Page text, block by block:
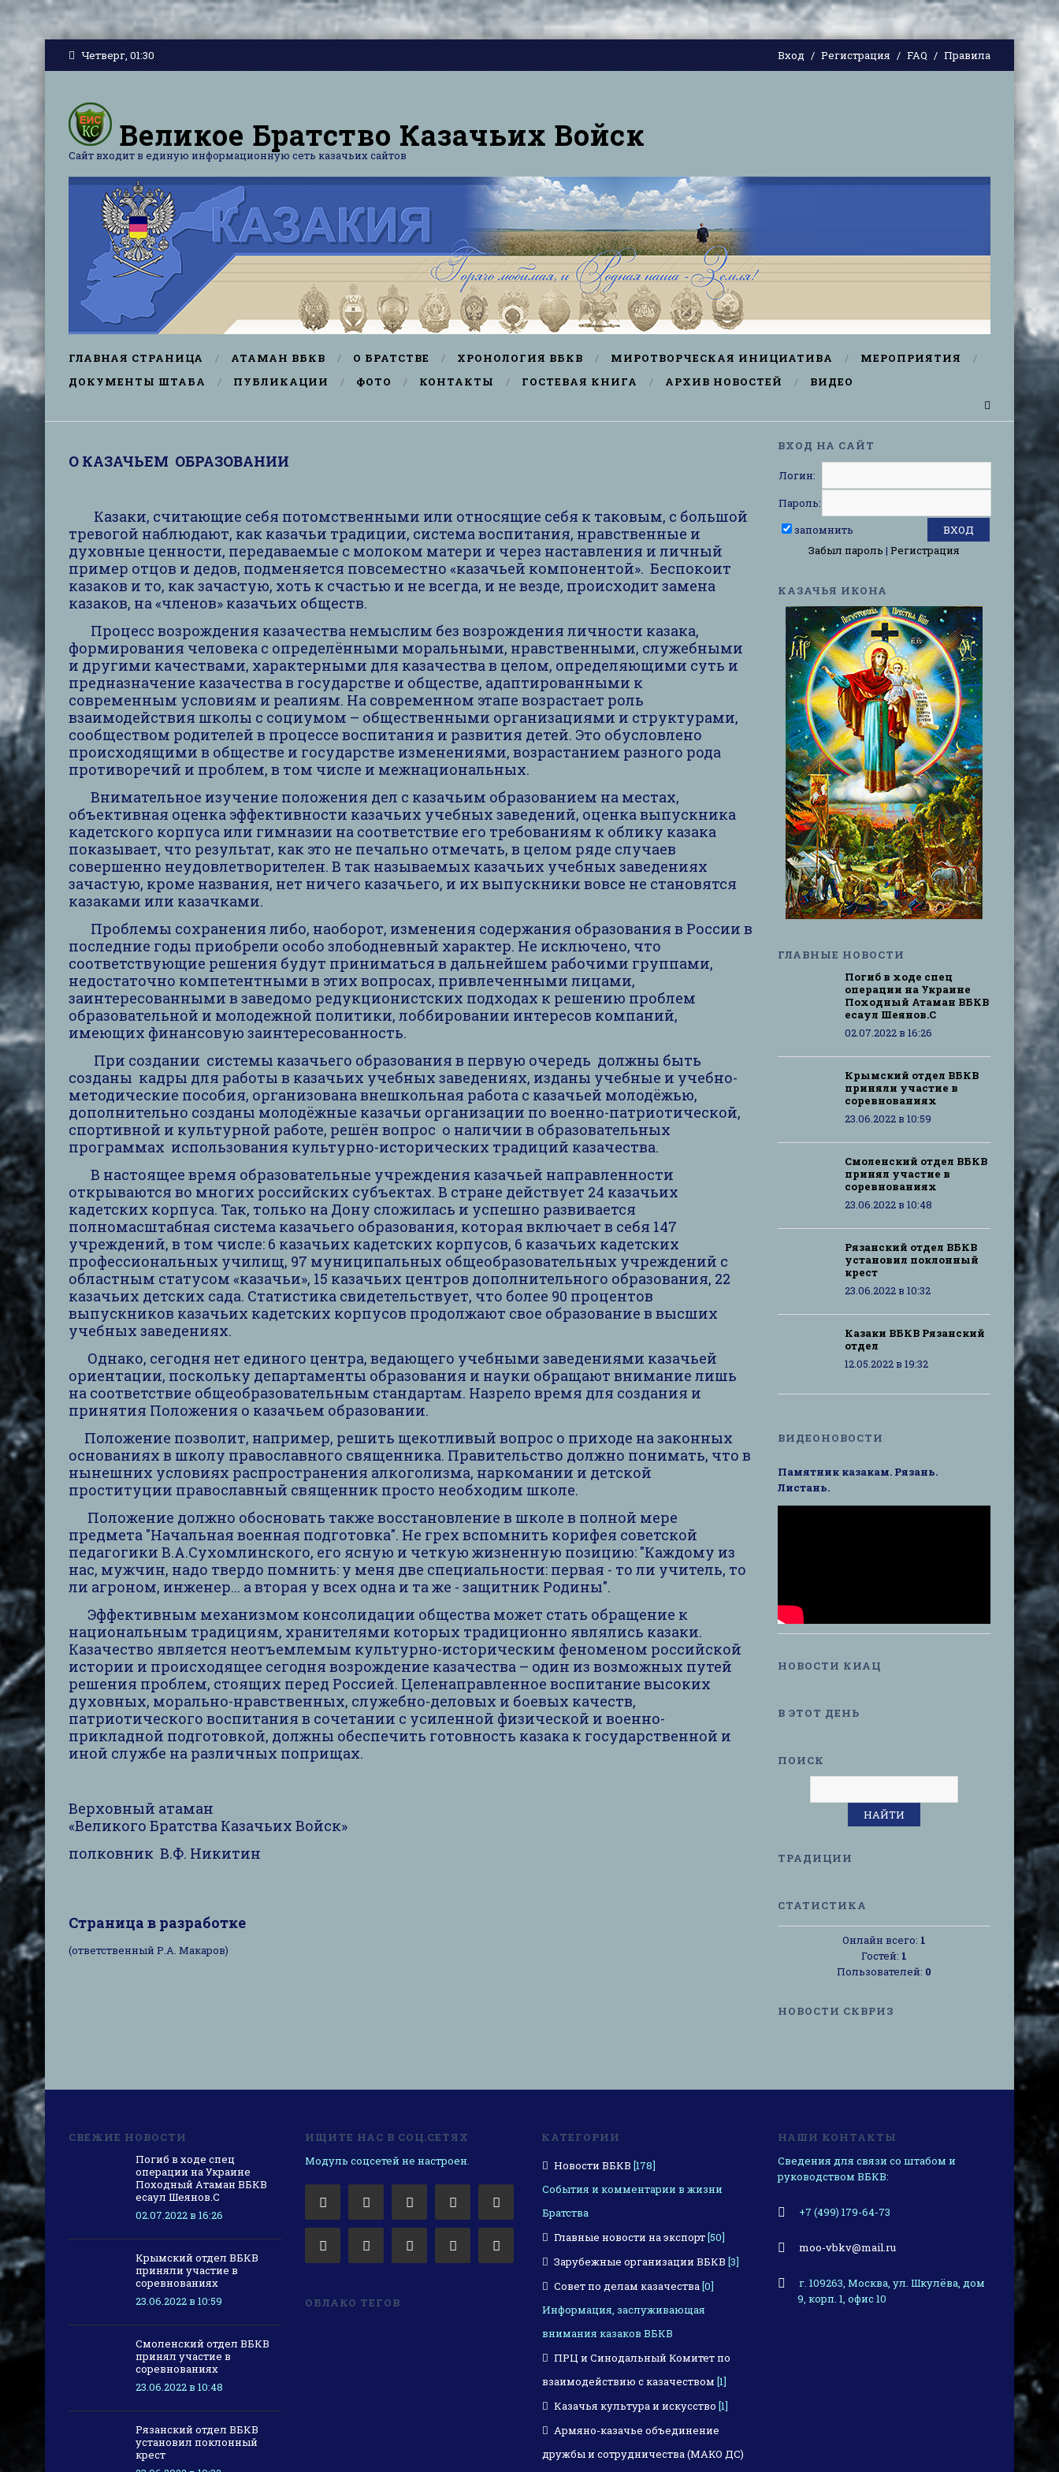
Четверг, 01:30 Вход Регистрация FAQ Правила
Великое Братство Казачьих Войск
Сайт входит в единую информационную сеть казачьих сайтов
ГЛАВНАЯ СТРАНИЦА АТАМАН ВБКВ О БРАТСТВЕ ХРОНОЛОГИЯ ВБКВ МИРОТВОРЧЕСКАЯ ИНИЦИАТИВА
МЕРОПРИЯТИЯ
ДОКУМЕНТЫ ШТАБА
ПУБЛИКАЦИИ ФОТО КОНТАКТЫ ГОСТЕВАЯ КНИГА АРХИВ НОВОСТЕЙ ВИДЕО
О КАЗАЧЬЕМ ОБРАЗОВАНИИ
Казаки, считающие себя потомственными или относящие себя к таковым, с большой
тревогой наблюдают, как казачьи традиции, система воспитания, нравственные и
духовные ценности, передаваемые с молоком матери и через наставления и личный
пример отцов и дедов, подменяется повсеместно «казачьей компонентой». Беспокоит
казаков и то, как зачастую, хоть к счастью и не всегда, и не везде, происходит замена
казаков, на «членов» казачьих обществ.
Процесс возрождения казачества немыслим без возрождения личности казака,
формирования человека с определёнными моральными, нравственными, служебными
и другими качествами, характерными для казачества в целом, определяющими суть и
предназначение казачества в государстве и обществе, адаптированными к
современным условиям и реалиям. На современном этапе возрастает роль
взаимодействия школы с социумом – общественными организациями и структурами,
сообществом родителей в процессе воспитания и развития детей. Это обусловлено
происходящими в обществе и государстве изменениями, возрастанием разного рода
противоречий и проблем, в том числе и межнациональных.
Внимательное изучение положения дел с казачьим образованием на местах,
объективная оценка эффективности казачьих учебных заведений, оценка выпускника
кадетского корпуса или гимназии на соответствие его требованиям к облику казака
показывает, что результат, как это не печально отмечать, в целом ряде случаев
совершенно неудовлетворителен. В так называемых казачьих учебных заведениях
зачастую, кроме названия, нет ничего казачьего, и их выпускники вовсе не становятся
казаками или казачками.
Проблемы сохранения либо, наоборот, изменения содержания образования в России в
последние годы приобрели особо злободневный характер. Не исключено, что
соответствующие решения будут приниматься в дальнейшем рабочими группами,
недостаточно компетентными в этих вопросах, привлеченными лицами,
заинтересованными в заведомо редукционистских подходах к решению проблем
образовательной и молодежной политики, лоббировании интересов компаний,
имеющих финансовую заинтересованность.
При создании системы казачьего образования в первую очередь должны быть
созданы кадры для работы в казачьих учебных заведениях, изданы учебные и учебно-
методические пособия, организована внешкольная работа с казачьей молодёжью,
дополнительно созданы молодёжные казачьи организации по военно-патриотической,
спортивной и культурной работе, решён вопрос о наличии в образовательных
программах использования культурно-исторических традиций казачества.
В настоящее время образовательные учреждения казачьей направленности
открываются во многих российских субъектах. В стране действует 24 казачьих
кадетских корпуса. Так, только на Дону сложилась и успешно развивается
полномасштабная система казачьего образования, которая включает в себя 147
учреждений, в том числе: 6 казачьих кадетских корпусов, 6 казачьих кадетских
профессиональных училищ, 97 муниципальных общеобразовательных учреждений с
областным статусом «казачьи», 15 казачьих центров дополнительного образования, 22
казачьих детских сада. Статистика свидетельствует, что более 90 процентов
выпускников казачьих кадетских корпусов продолжают свое образование в высших
учебных заведениях.
Однако, сегодня нет единого центра, ведающего учебными заведениями казачьей
ориентации, поскольку департаменты образования и науки обращают внимание лишь
на соответствие общеобразовательным стандартам. Назрело время для создания и
принятия Положения о казачьем образовании.
Положение позволит, например, решить щекотливый вопрос о приходе на законных
основаниях в школу православного священника. Правительство должно понимать, что в
нынешних условиях распространения алкоголизма, наркомании и детской
проституции православный священник просто необходим школе.
Положение должно обосновать также восстановление в школе в полной мере
предмета "Начальная военная подготовка". Не грех вспомнить корифея советской
педагогики В.А.Сухомлинского, его ясную и четкую жизненную позицию: "Каждому из
нас, мужчин, надо твердо помнить: у меня две специальности: первая - то ли учитель, то
ли агроном, инженер... а вторая у всех одна и та же - защитник Родины".
Эффективным механизмом консолидации общества может стать обращение к
национальным традициям, хранителями которых традиционно являлись казаки.
Казачество является неотъемлемым культурно-историческим феноменом российской
истории и происходящее сегодня возрождение казачества – один из возможных путей
решения проблем, стоящих перед Россией. Целенаправленное воспитание высоких
духовных, морально-нравственных, служебно-деловых и боевых качеств,
патриотического воспитания в сочетании с усиленной физической и военно-
прикладной подготовкой, должны обеспечить готовность казака к государственной и
иной службе на различных поприщах.
Верховный атаман
«Великого Братства Казачьих Войск»
полковник В.Ф. Никитин
Страница в разработке
(ответственный Р.А. Макаров)
ВХОД НА САЙТ
Логин:
Пароль:
запомнить
Забыл пароль | Регистрация
КАЗАЧЬЯ ИКОНА
ГЛАВНЫЕ НОВОСТИ
Погиб в ходе спец
операции на Украине
Походный Атаман ВБКВ
есаул Шеянов.С
02.07.2022 в 16:26
Крымский отдел ВБКВ
приняли участие в
соревнованиях
23.06.2022 в 10:59
Смоленский отдел ВБКВ
принял участие в
соревнованиях
23.06.2022 в 10:48
Рязанский отдел ВБКВ
установил поклонный
крест
23.06.2022 в 10:32
Казаки ВБКВ Рязанский
отдел
12.05.2022 в 19:32
ВИДЕОНОВОСТИ
Памятник казакам. Рязань.
Листань.
НОВОСТИ КИАЦ
В ЭТОТ ДЕНЬ
ПОИСК
ТРАДИЦИИ
СТАТИСТИКА
Онлайн всего: 1
Гостей: 1
Пользователей: 0
НОВОСТИ СКВРИЗ
СВЕЖИЕ НОВОСТИ
Погиб в ходе спец
операции на Украине
Походный Атаман ВБКВ
есаул Шеянов.С
02.07.2022 в 16:26
Крымский отдел ВБКВ
приняли участие в
соревнованиях
23.06.2022 в 10:59
Смоленский отдел ВБКВ
принял участие в
соревнованиях
23.06.2022 в 10:48
Рязанский отдел ВБКВ
установил поклонный
крест
ИЩИТЕ НАС В СОЦ.СЕТЯХ
Модуль соцсетей не настроен.
ОБЛАКО ТЕГОВ
КАТЕГОРИИ
Новости ВБКВ [178]
События и комментарии в жизни
Братства
Главные новости на экспорт[50]
Зарубежные организации ВБКВ [3]
Совет по делам казачества [0]
Информация, заслуживающая
внимания казаков ВБКВ
ПРЦ и Синодальный Комитет по
взаимодействию с казачеством [1]
Казачья культура и искусство [1]
Армяно-казачье объединение
дружбы и сотрудничества (МАКО ДС)
НАШИ КОНТАКТЫ
Сведения для связи со штабом и
руководством ВБКВ:
+7 (499) 179-64-73
moo-vbkv@mail.ru
г. 109263, Москва, ул. Шкулёва, дом
9, корп. 1, офис 10